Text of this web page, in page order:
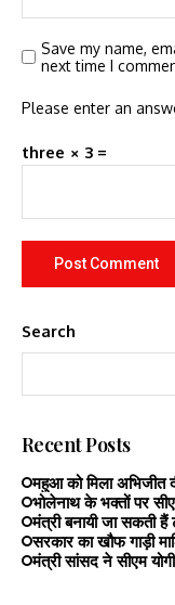
Save my name,
next time I
Please enter an
three × 3 =
Search
Recent Posts
महुआ को मिला अभिजीत
भोलेनाथ के भक्तों पर
मंत्री बनायी जा सकती हैं
सरकार का खौफ गाड़ी
मंत्री सांसद ने सीएम